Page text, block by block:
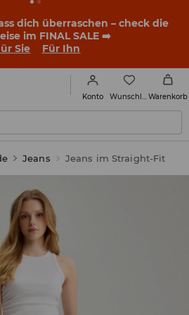
dich überraschen – check die
im FINAL SALE ➡️
Sie
Für Ihn
Konto Warenkorb
Jeans Jeans im Straight-Fit